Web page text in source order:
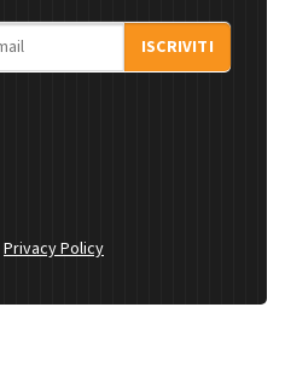
ISCRIVITI
Privacy Policy